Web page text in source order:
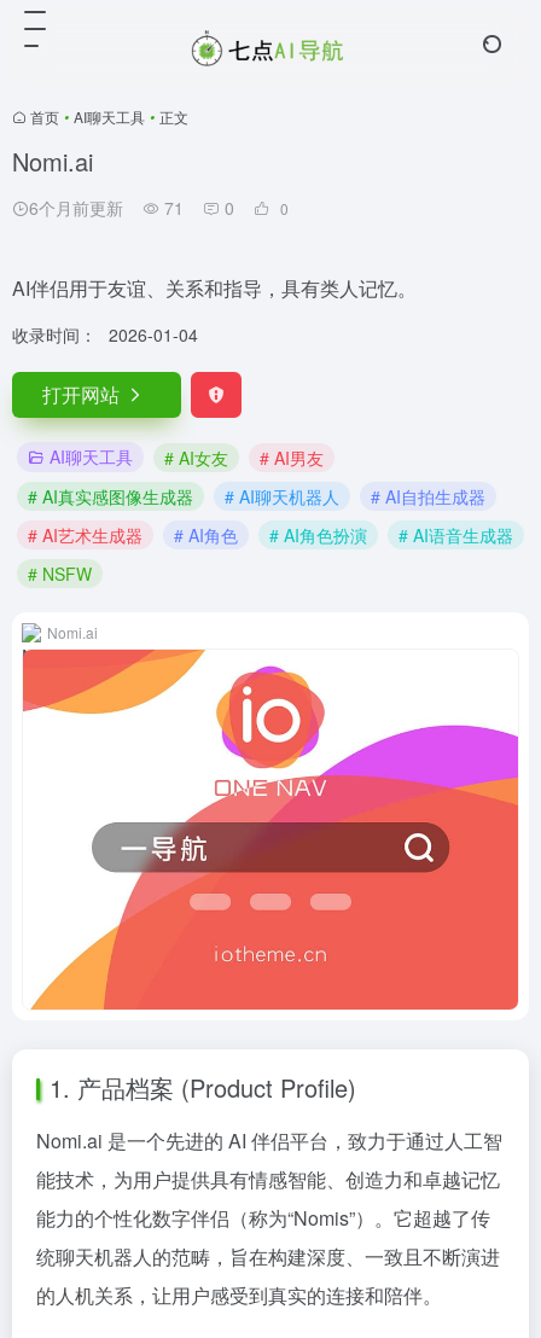
首页 • AI聊天工具 • 正文
Nomi.ai
6个月前更新 71 0 0
AI伴侣用于友谊、关系和指导，具有类人记忆。
收录时间： 2026-01-04
打开网站
AI聊天工具 # AI女友
# AI男友
# AI真实感图像生成器
# AI聊天机器人
# AI自拍生成器
# AI艺术生成器
# AI角色 # AI角色扮演
# AI语音生成器
# NSFW
Nomi.ai
1. 产品档案 (Product Profile)
Nomi.ai 是一个先进的 AI 伴侣平台，致力于通过人工智
能技术，为用户提供具有情感智能、创造力和卓越记忆
能力的个性化数字伴侣（称为“Nomis”）。它超越了传
统聊天机器人的范畴，旨在构建深度、一致且不断演进
的人机关系，让用户感受到真实的连接和陪伴。